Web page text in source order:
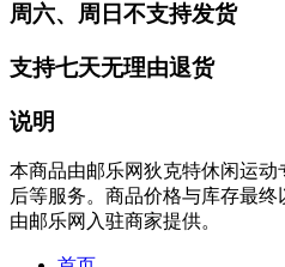
周六、周日不支持发货
支持七天无理由退货
说明
本商品由邮乐网狄克特休闲运
后等服务。商品价格与库存最
由邮乐网入驻商家提供。